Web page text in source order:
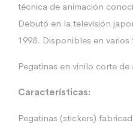
técnica de animación
Debutó en la televisión
1998. Disponibles en varios
Pegatinas en vinilo corte de
Características:
Pegatinas (stickers)